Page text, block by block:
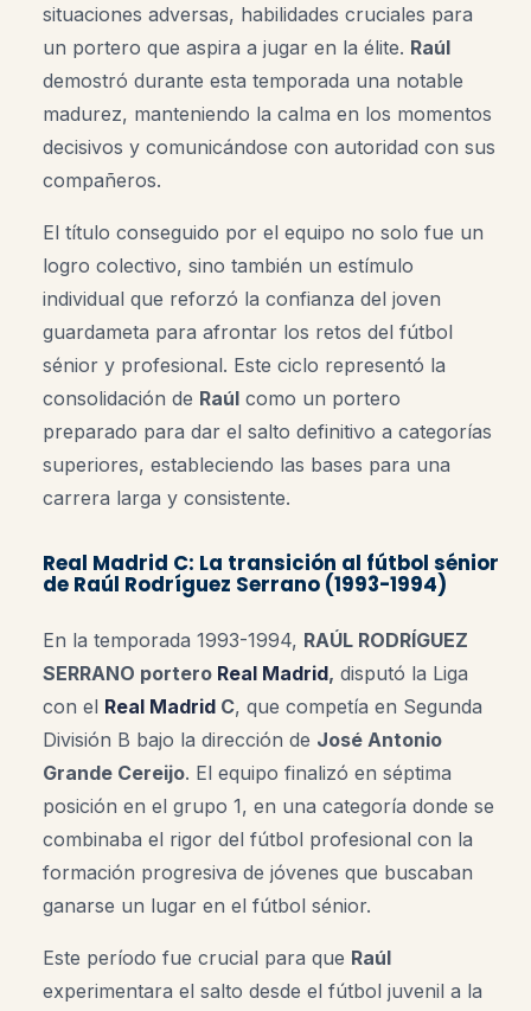
situaciones adversas, habilidades cruciales para
un portero que aspira a jugar en la élite. Raúl
demostró durante esta temporada una notable
madurez, manteniendo la calma en los momentos
decisivos y comunicándose con autoridad con sus
compañeros.
El título conseguido por el equipo no solo fue un
logro colectivo, sino también un estímulo
individual que reforzó la confianza del joven
guardameta para afrontar los retos del fútbol
sénior y profesional. Este ciclo representó la
consolidación de Raúl como un portero
preparado para dar el salto definitivo a categorías
superiores, estableciendo las bases para una
carrera larga y consistente.
Real Madrid C: La transición al fútbol sénior
de Raúl Rodríguez Serrano (1993-1994)
En la temporada 1993-1994, RAÚL RODRÍGUEZ
SERRANO portero Real Madrid, disputó la Liga
con el Real Madrid C, que competía en Segunda
División B bajo la dirección de José Antonio
Grande Cereijo. El equipo finalizó en séptima
posición en el grupo 1, en una categoría donde se
combinaba el rigor del fútbol profesional con la
formación progresiva de jóvenes que buscaban
ganarse un lugar en el fútbol sénior.
Este período fue crucial para que Raúl
experimentara el salto desde el fútbol juvenil a la